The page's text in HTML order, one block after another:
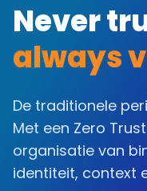
Never
always
De traditionele
Met een Zero
organisatie van
identiteit, context